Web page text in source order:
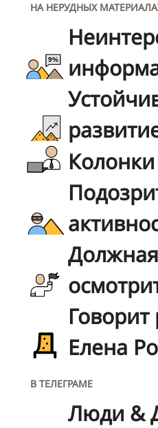
НА НЕРУДНЫХ
Должная
Говорит
Елена
В ТЕЛЕГРАМЕ
Люди &